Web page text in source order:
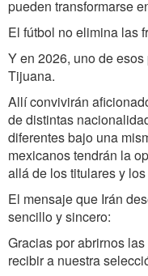
pueden transformarse
El fútbol no elimina las
Y en 2026, uno de
Tijuana.
Allí convivirán
de distintas
diferentes bajo una
mexicanos tendrán la
allá de los titulares y
El mensaje que Irán
sencillo y sincero:
Gracias por abrirnos
recibir a nuestra